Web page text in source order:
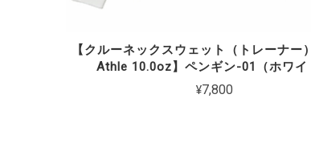
【クルーネックスウェット（トレーナー
Athle 10.0oz】ペンギン-01（ホワイ
¥7,800